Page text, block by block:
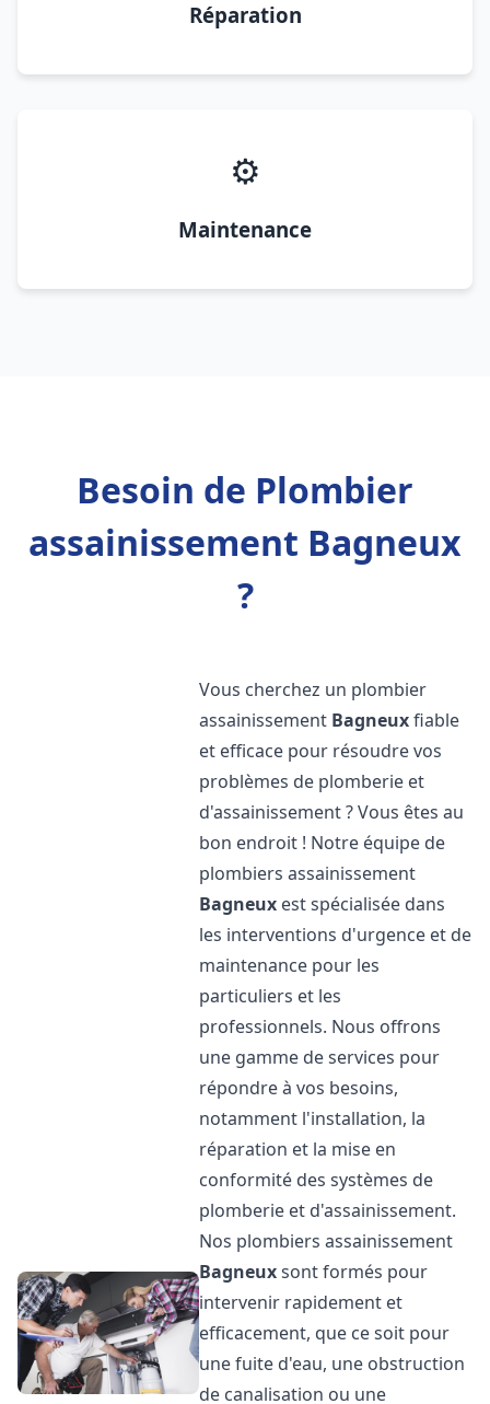
Réparation
⚙️
Maintenance
Besoin de Plombier
assainissement Bagneux
?
Vous cherchez un plombier
assainissement Bagneuxfiable
et efficace pour résoudre vos
problèmes de plomberie et
d'assainissement ? Vous êtes au
bon endroit ! Notre équipe de
plombiers assainissement
Bagneux est spécialisée dans
les interventions d'urgence et de
maintenance pour les
particuliers et les
professionnels. Nous offrons
une gamme de services pour
répondre à vos besoins,
notamment l'installation, la
réparation et la mise en
conformité des systèmes de
plomberie et d'assainissement.
Nos plombiers assainissement
Bagneuxsont formés pour
intervenir rapidement et
efficacement, que ce soit pour
une fuite d'eau, une obstruction
de canalisation ou une